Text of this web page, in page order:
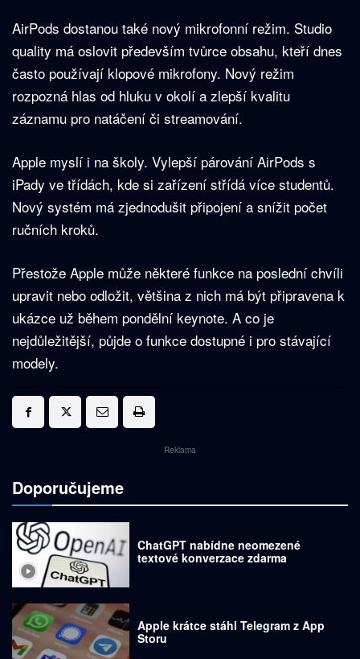
AirPods dostanou také nový mikrofonní režim. Studio
quality má oslovit především tvůrce obsahu, kteří dnes
často používají klopové mikrofony. Nový režim
rozpozná hlas od hluku v okolí a zlepší kvalitu
záznamu pro natáčení či streamování.
Apple myslí i na školy. Vylepší párování AirPods s
iPady ve třídách, kde si zařízení střídá více studentů.
Nový systém má zjednodušit připojení a snížit počet
ručních kroků.
Přestože Apple může některé funkce na poslední chvíli
upravit nebo odložit, většina z nich má být připravena k
ukázce už během pondělní keynote. A co je
nejdůležitější, půjde o funkce dostupné i pro stávající
modely.
Reklama
Doporučujeme
ChatGPT nabídne neomezené
textové konverzace zdarma
Apple krátce stáhl Telegram z App
Storu